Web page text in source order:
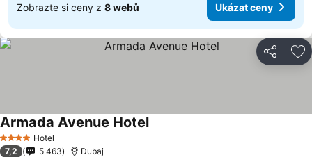
Zobrazte si ceny z 8 webů Ukázat ceny
Sdílet
4 Počet hvězdiček
Hotel
Armada Avenue Hotel
7,2 5 463 Dubaj